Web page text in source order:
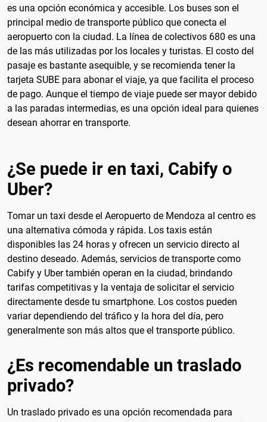
es una opción económica y accesible. Los buses son el
principal medio de transporte público que conecta el
aeropuerto con la ciudad. La línea de colectivos 680 es una
de las más utilizadas por los locales y turistas. El costo del
pasaje es bastante asequible, y se recomienda tener la
tarjeta SUBE para abonar el viaje, ya que facilita el proceso
de pago. Aunque el tiempo de viaje puede ser mayor debido
a las paradas intermedias, es una opción ideal para quienes
desean ahorrar en transporte.
¿Se puede ir en taxi, Cabify o
Uber?
Tomar un taxi desde el Aeropuerto de Mendoza al centro es
una alternativa cómoda y rápida. Los taxis están
disponibles las 24 horas y ofrecen un servicio directo al
destino deseado. Además, servicios de transporte como
Cabify y Uber también operan en la ciudad, brindando
tarifas competitivas y la ventaja de solicitar el servicio
directamente desde tu smartphone. Los costos pueden
variar dependiendo del tráfico y la hora del día, pero
generalmente son más altos que el transporte público.
¿Es recomendable un traslado
privado?
Un traslado privado es una opción recomendada para